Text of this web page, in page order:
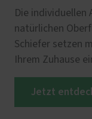
Die individuellen
natürlichen
Schiefer setzen
Ihrem Zuhause
Jetzt